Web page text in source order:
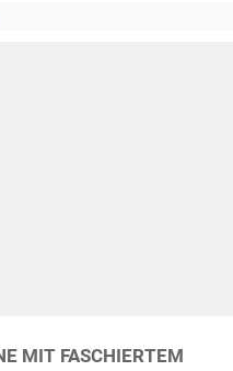
MIT FASCHIERTEM